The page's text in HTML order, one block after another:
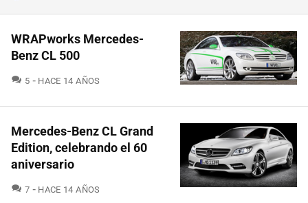
WRAPworks Mercedes-
Benz CL 500
5 COMENTARIOS
HACE 14 AÑOS
Mercedes-Benz CL Grand
Edition, celebrando el 60
aniversario
7 COMENTARIOS
HACE 14 AÑOS